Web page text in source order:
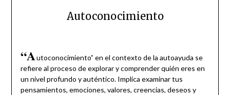
Autoconocimiento
“Autoconocimiento” en el contexto de la autoayuda se
refiere al proceso de explorar y comprender quién eres en
un nivel profundo y auténtico. Implica examinar tus
pensamientos, emociones, valores, creencias, deseos y